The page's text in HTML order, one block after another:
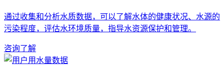
通过收集和分析水质数据，可以了解水体的健康状况、水源的
污染程度，评估水环境质量，指导水资源保护和管理。
咨询了解